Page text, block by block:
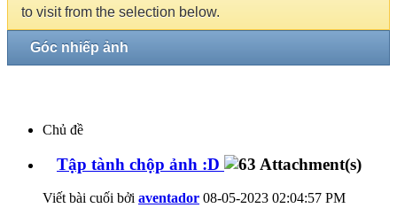
to visit from the selection below.
Góc nhiếp ảnh
Chủ đề
Tập tành chộp ảnh :D
Viết bài cuối bởi aventador 08-05-2023 02:04:57 PM